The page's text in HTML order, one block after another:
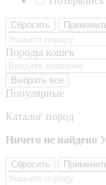
Сбросить
Породы кошек
Выбрать все
Популярные
Каталог пород
Ничего не найдено
Сбросить